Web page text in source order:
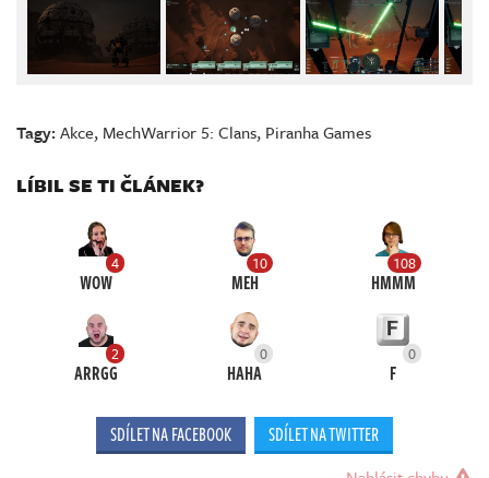
Tagy:Akce, MechWarrior 5: Clans, Piranha Games
LÍBIL SE TI ČLÁNEK?
4
WOW
10
MEH
108
HMMM
2
ARRGG
0
HAHA
0
F
SDÍLET NA FACEBOOK SDÍLET NA TWITTER